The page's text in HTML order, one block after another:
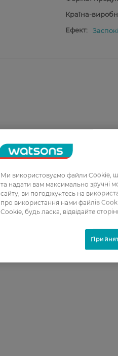
Країна-
Ефект:
Ми використовуємо файли Cookie,
та надати вам максимально зручні
сайту, ви погоджуєтесь на
про використання нами файлів
Cookie, будь ласка, відвідайте